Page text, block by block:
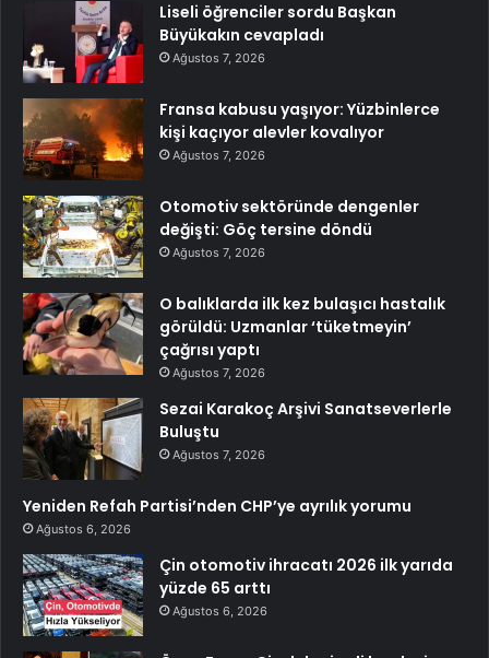
Liseli öğrenciler sordu Başkan
Büyükakın cevapladı
Ağustos 7, 2026
Fransa kabusu yaşıyor: Yüzbinlerce
kişi kaçıyor alevler kovalıyor
Ağustos 7, 2026
Otomotiv sektöründe dengenler
değişti: Göç tersine döndü
Ağustos 7, 2026
O balıklarda ilk kez bulaşıcı hastalık
görüldü: Uzmanlar ‘tüketmeyin’
çağrısı yaptı
Ağustos 7, 2026
Sezai Karakoç Arşivi Sanatseverlerle
Buluştu
Ağustos 7, 2026
Yeniden Refah Partisi’nden CHP’ye ayrılık yorumu
Ağustos 6, 2026
Çin otomotiv ihracatı 2026 ilk yarıda
yüzde 65 arttı
Ağustos 6, 2026